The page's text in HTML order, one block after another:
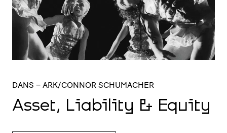
DANS – ARK/CONNOR SCHUMACHER
Asset, Liability & Equity